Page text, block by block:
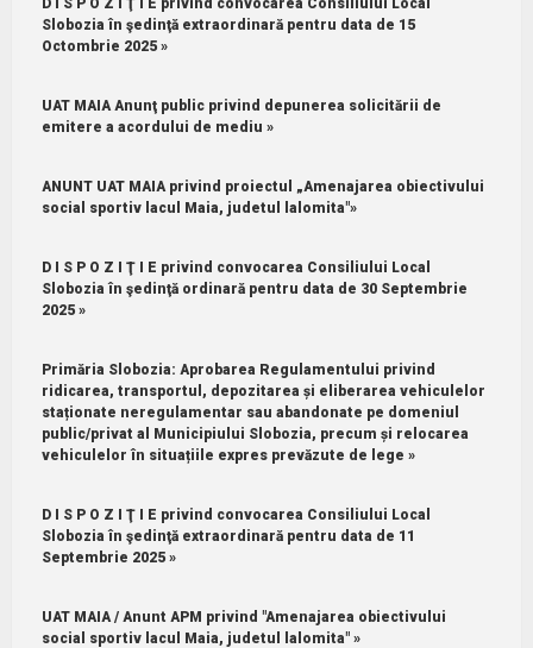
Slobozia în şedinţă extraordinară pentru data de 15
Octombrie 2025 »
UAT MAIA Anunţ public privind depunerea solicitării de
emitere a acordului de mediu »
ANUNT UAT MAIA privind proiectul „Amenajarea obiectivului
social sportiv lacul Maia, judetul lalomita"»
D I S P O Z I Ţ I E privind convocarea Consiliului Local
Slobozia în şedinţă ordinară pentru data de 30 Septembrie
2025 »
Primăria Slobozia: Aprobarea Regulamentului privind
ridicarea, transportul, depozitarea și eliberarea vehiculelor
staționate neregulamentar sau abandonate pe domeniul
public/privat al Municipiului Slobozia, precum și relocarea
vehiculelor în situațiile expres prevăzute de lege »
D I S P O Z I Ţ I E privind convocarea Consiliului Local
Slobozia în şedinţă extraordinară pentru data de 11
Septembrie 2025 »
UAT MAIA / Anunt APM privind "Amenajarea obiectivului
social sportiv lacul Maia, judetul lalomita" »